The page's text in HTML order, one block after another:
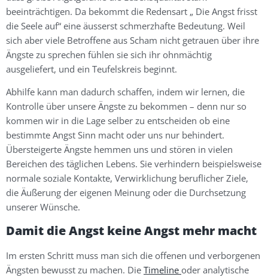
beeinträchtigen. Da bekommt die Redensart „ Die Angst frisst
die Seele auf“ eine äusserst schmerzhafte Bedeutung. Weil
sich aber viele Betroffene aus Scham nicht getrauen über ihre
Ängste zu sprechen fühlen sie sich ihr ohnmächtig
ausgeliefert, und ein Teufelskreis beginnt.
Abhilfe kann man dadurch schaffen, indem wir lernen, die
Kontrolle über unsere Ängste zu bekommen – denn nur so
kommen wir in die Lage selber zu entscheiden ob eine
bestimmte Angst Sinn macht oder uns nur behindert.
Übersteigerte Ängste hemmen uns und stören in vielen
Bereichen des täglichen Lebens. Sie verhindern beispielsweise
normale soziale Kontakte, Verwirklichung beruflicher Ziele,
die Äußerung der eigenen Meinung oder die Durchsetzung
unserer Wünsche.
Damit die Angst keine Angst mehr macht
Im ersten Schritt muss man sich die offenen und verborgenen
Ängsten bewusst zu machen. Die Timeline oder analytische